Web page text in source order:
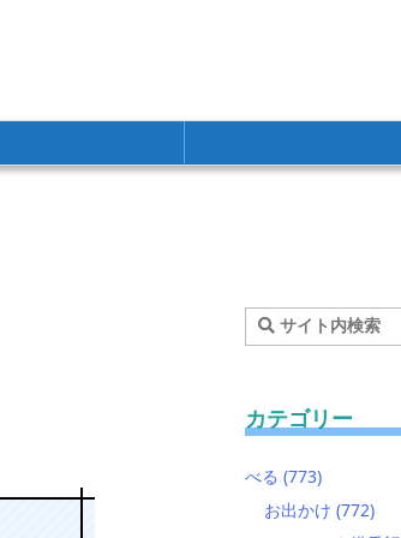
カテゴリー
べる (773)
お出かけ (772)